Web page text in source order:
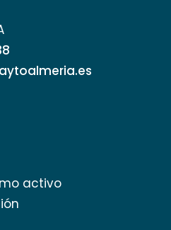
activo